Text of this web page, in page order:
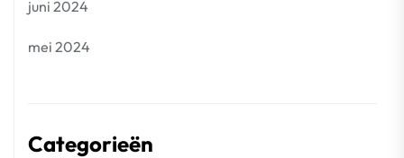
juni 2024
mei 2024
Categorieën